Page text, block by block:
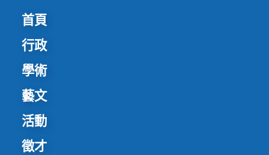
首頁
行政
學術
藝文
活動
徵才